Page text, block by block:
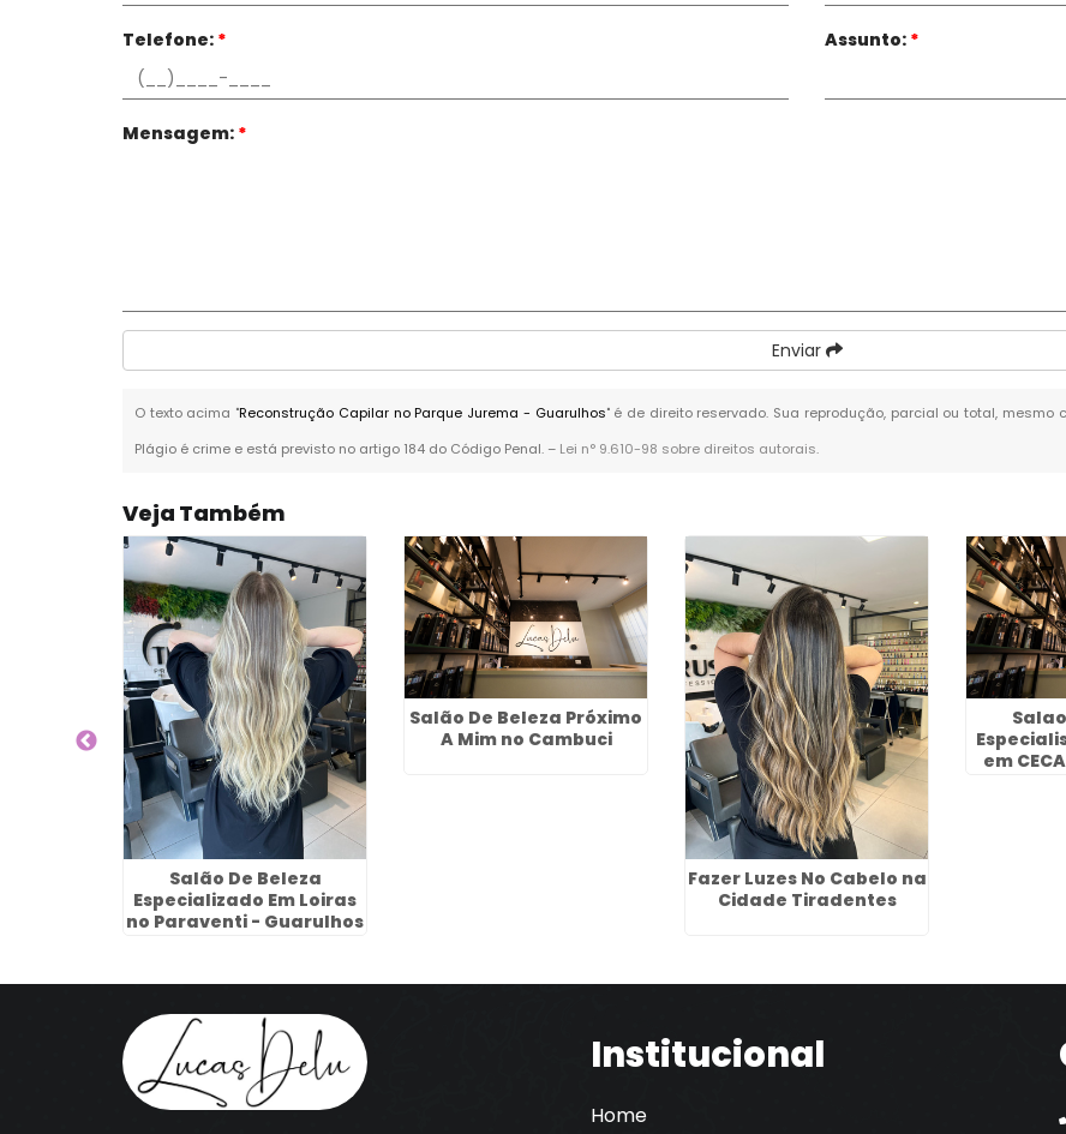
Telefone: * Assunto: *
Mensagem: *
Enviar
O texto acima "Reconstrução Capilar no Parque Jurema - Guarulhos" é de direito reservado. Sua reprodução, parcial ou total,
Plágio é crime e está previsto no artigo 184 do Código Penal. – Lei n° 9.610-98 sobre direitos autorais.
Veja Também
Salão De Beleza
Especializado Em Loiras
no Paraventi - Guarulhos
Salão De Beleza Próximo
A Mim no Cambuci
Fazer Luzes No Cabelo na
Cidade Tiradentes
em
Institucional
Home